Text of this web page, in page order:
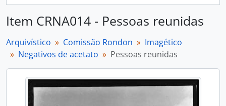
mais 305...
Item CRNA014 - Pessoas reunidas
Arquivístico Comissão Rondon
Imagético
Negativos de acetato
Pessoas reunidas